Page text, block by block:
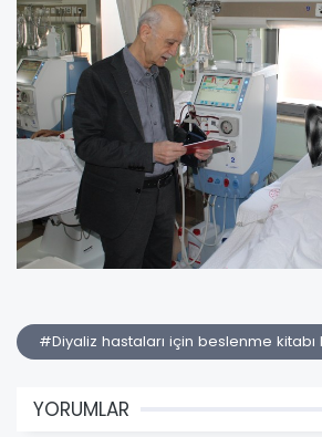
#Diyaliz hastaları için beslenme kitabı
YORUMLAR